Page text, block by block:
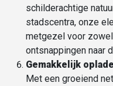
schilderachtige
stadscentra, onze
metgezel voor
ontsnappingen naar
Gemakkelijk
Met een groeiend